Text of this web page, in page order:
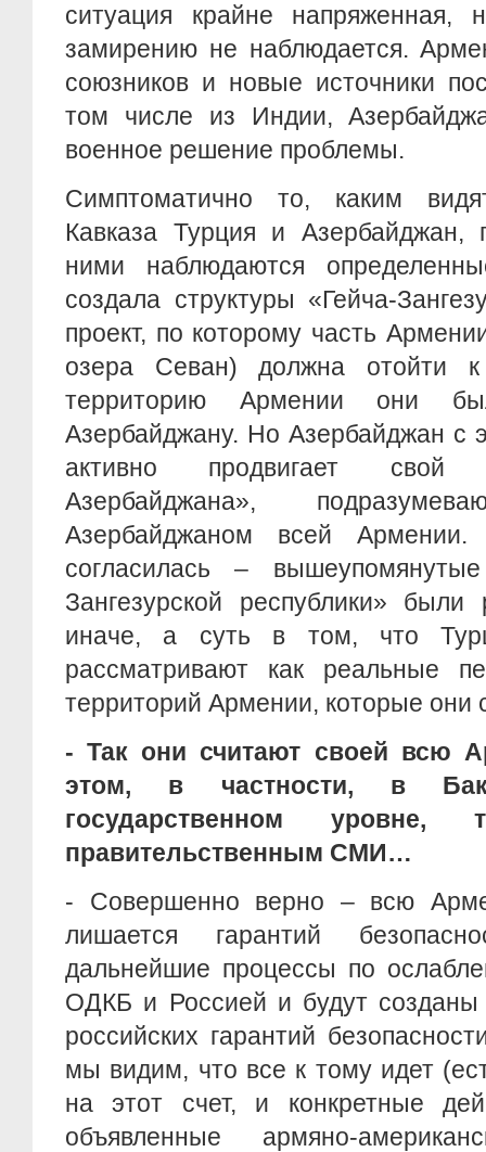
ситуация крайне напряженная,
замирению не наблюдается.
союзников и новые источники
том числе из Индии,
военное решение проблемы.
Симптоматично то, каким
Кавказа Турция и Азербайджан,
ними наблюдаются
создала структуры «Гейча-
проект, по которому часть
озера Севан) должна отойти к
территорию Армении они
Азербайджану. Но Азербайджан с
активно продвигает свой
Азербайджана»,
Азербайджаном всей
согласилась –
Зангезурской республики»
иначе, а суть в том, что
рассматривают как реальные
территорий Армении, которые они
- Так они считают своей всю
этом, в частности, в
государственном уровне,
правительственным СМИ…
- Совершенно верно – всю
лишается гарантий
дальнейшие процессы по
ОДКБ и Россией и будут
российских гарантий
мы видим, что все к тому идет
на этот счет, и конкретные
объявленные армяно-